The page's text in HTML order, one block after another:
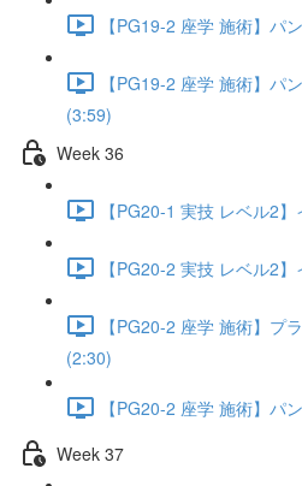
【PG19-2 座学 施術】パ
【PG19-2 座学 施術】パ
(3:59)
Week 36
【PG20-1 実技 レベル2
【PG20-2 実技 レベル2
【PG20-2 座学 施術】プ
(2:30)
【PG20-2 座学 施術】パ
Week 37